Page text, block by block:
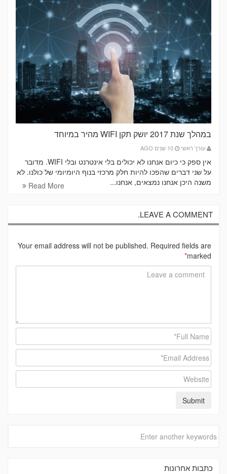
במהלך שנת 2017 יושק תקן WIFI מהיר במיוחד
עורך ראשי
אין ספק כי כיום אנחנו לא יכולים בלי אינטרנט ובלי WIFI. מדובר
על שני דברים שהפכו להיות חלק מרכזי בנוף היומיומי של כולנו. לא
משנה היכן אנחנו נמצאים, אנחנו...
Read More
LEAVE A COMMENT.
Your email address will not be published. Required fields are
marked
*
כתבות אחרונות